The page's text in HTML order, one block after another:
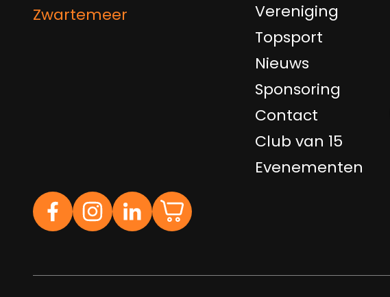
Zwartemeer
Vereniging
Topsport
Nieuws
Sponsoring
Contact
Club van 15
Evenementen